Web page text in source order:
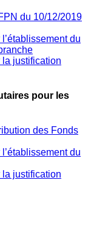
du 10/12/2019
du
la justification
pour les
des Fonds
du
la justification